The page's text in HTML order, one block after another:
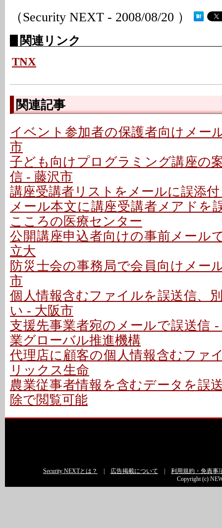
（Security NEXT - 2008/08/20 ）
関連リンク
TNX
関連記事
イベント参加者の保護者向けメー
市
子ども向けプログラミング講座の
信 - 藤沢市
講座受講者リストをメールに誤添
メール本文に講座受講者メアドを
こころの医療センター
公開講座申込者向けの事前メール
立大
防災士会の事務局で会員向けメー
市
個人情報含むファイルを誤送信、
い - 大阪市
支援先事業者宛のメールで誤送信
業グローバル推進機構
代理店に顧客の個人情報含むファ
リックス生命
農業従事者情報を含むデータを誤
除で閲覧可能
Security NEXTとは？ 広告掲載について
利用規約・免責事
Copyright (c)